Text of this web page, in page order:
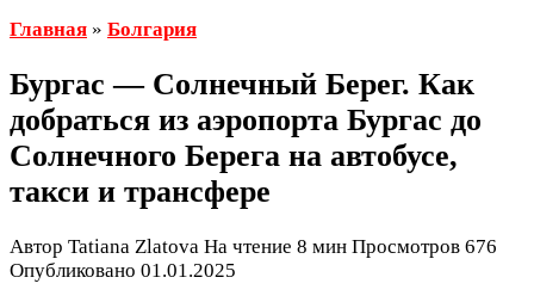
Главная » Болгария
Бургас — Солнечный Берег. Как
добраться из аэропорта Бургас до
Солнечного Берега на автобусе,
такси и трансфере
Автор Tatiana Zlatova На чтение 8 мин Просмотров 676
Опубликовано 01.01.2025